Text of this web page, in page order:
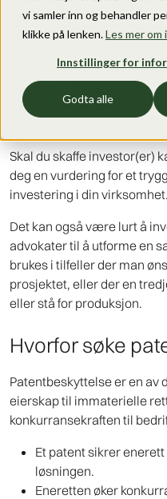
vi samler inn og behandler
klikke på lenken.Les mer om
Innstillinger for
Godta alle
patentbeskytte ideen.
Det er mulig å patentere
eller sluttproduktet om
hvordan patenter
beskyttelse av tekniske
Skal du skaffe investor(er)
deg en vurdering for et
investering i din virksomhet.
Det kan også være lurt å
advokater til å utforme en
brukes i tilfeller der man
prosjektet, eller der en
eller stå for produksjon.
Hvorfor søke
Patentbeskyttelse er en av
eierskap til immaterielle
konkurransekraften til
Et patent sikrer
løsningen.
Eneretten øker